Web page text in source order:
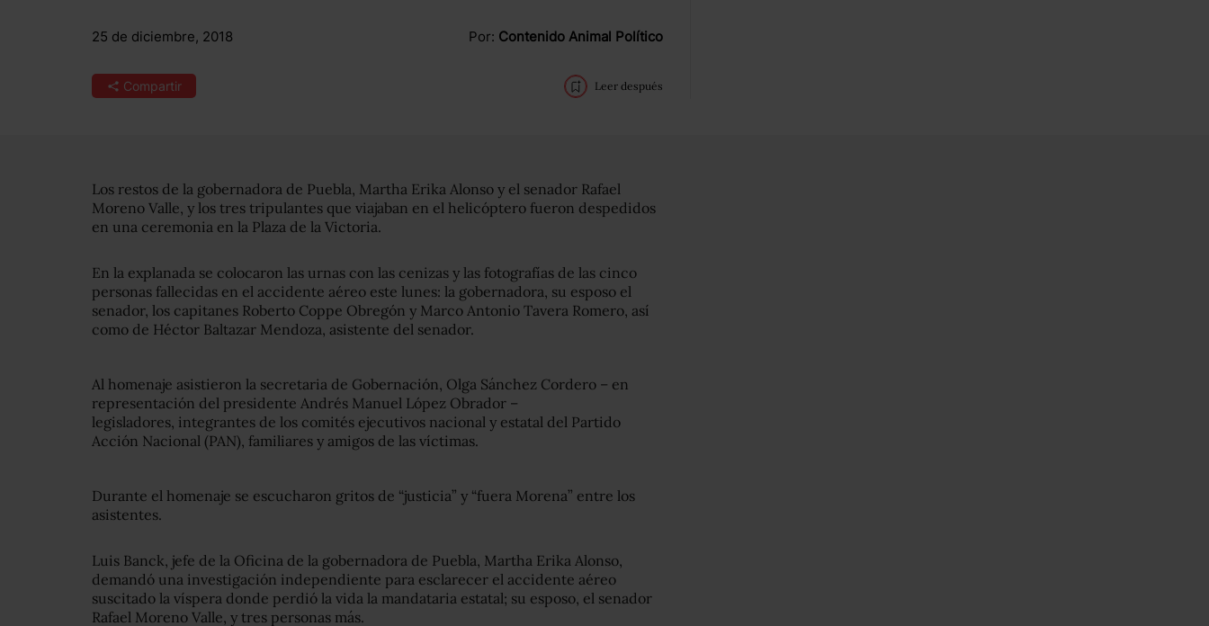
25 de diciembre, 2018 Por: Contenido Animal Político
Compartir Leer después
Los restos de la gobernadora de Puebla, Martha Erika Alonso y el senador Rafael
Moreno Valle, y los tres tripulantes que viajaban en el helicóptero fueron despedidos
en una ceremonia en la Plaza de la Victoria.
En la explanada se colocaron las urnas con las cenizas y las fotografías de las cinco
personas fallecidas en el accidente aéreo este lunes: la gobernadora, su esposo el
senador, los capitanes Roberto Coppe Obregón y Marco Antonio Tavera Romero, así
como de Héctor Baltazar Mendoza, asistente del senador.
Al homenaje asistieron la secretaria de Gobernación, Olga Sánchez Cordero – en
representación del presidente Andrés Manuel López Obrador –
legisladores, integrantes de los comités ejecutivos nacional y estatal del Partido
Acción Nacional (PAN), familiares y amigos de las víctimas.
Durante el homenaje se escucharon gritos de “justicia” y “fuera Morena” entre los
asistentes.
Luis Banck, jefe de la Oficina de la gobernadora de Puebla, Martha Erika Alonso,
demandó una investigación independiente para esclarecer el accidente aéreo
suscitado la víspera donde perdió la vida la mandataria estatal; su esposo, el senador
Rafael Moreno Valle, y tres personas más.